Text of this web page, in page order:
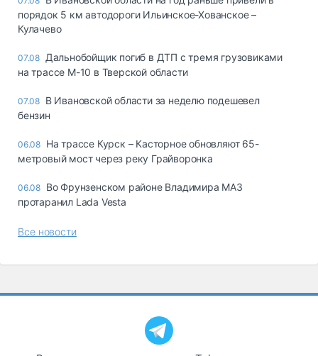
порядок 5 км автодороги Ильинское-Хованское –
Кулачево
07.08 Дальнобойщик погиб в ДТП с тремя грузовиками
на трассе М-10 в Тверской области
07.08 В Ивановской области за неделю подешевел
бензин
06.08 На трассе Курск – Касторное обновляют 65-
метровый мост через реку Грайворонка
06.08 Во Фрунзенском районе Владимира МАЗ
протаранил Lada Vesta
Все новости